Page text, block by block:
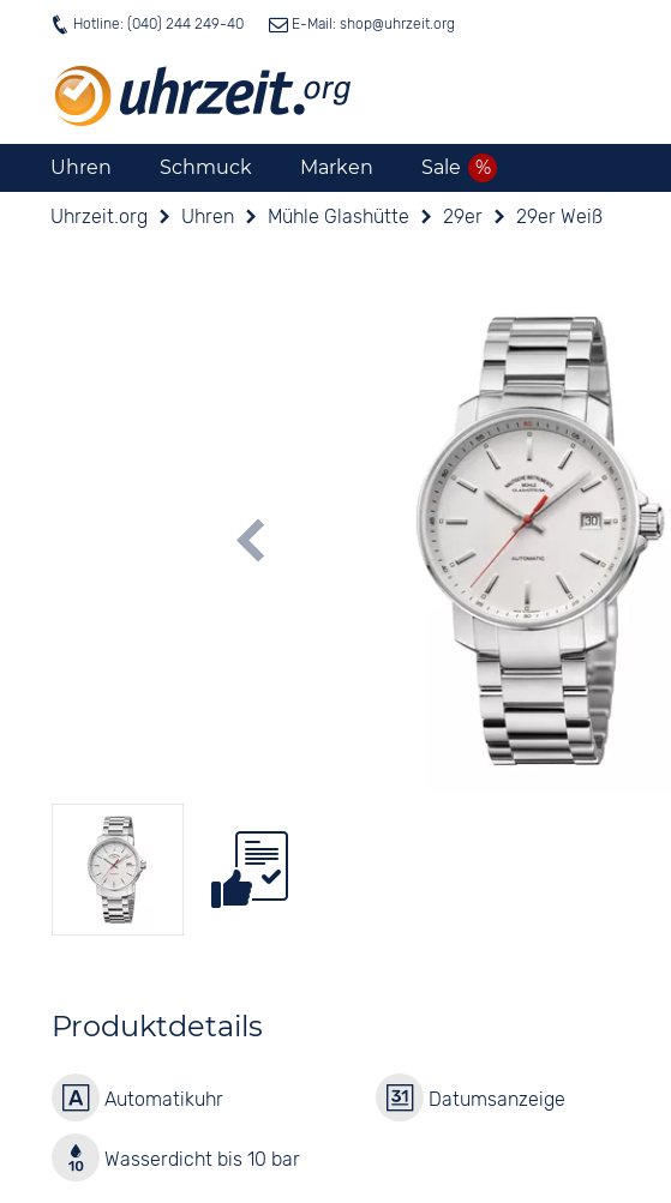
Hotline: (040) 244 249-40 E-Mail: shop@uhrzeit.org
Uhren Schmuck Marken Sale
Uhrzeit.org Uhren Mühle Glashütte 29er 29er Weiß
Produktdetails
Automatikuhr Datumsanzeige
Wasserdicht bis 10 bar